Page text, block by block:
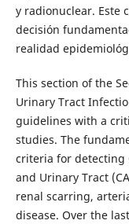
y radionuclear. Este
decisión
realidad
This section of the
Urinary Tract
guidelines with a
studies. The
criteria for detecting
and Urinary Tract
renal scarring,
disease. Over the